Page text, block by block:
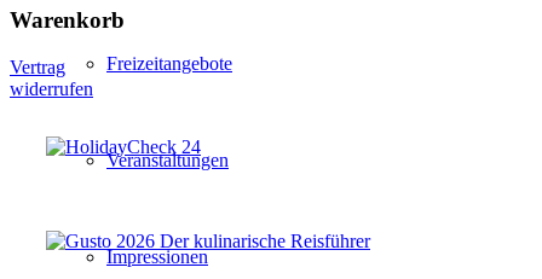
Freizeitangebote
Veranstaltungen
Impressionen
Warenkorb
Vertrag
widerrufen